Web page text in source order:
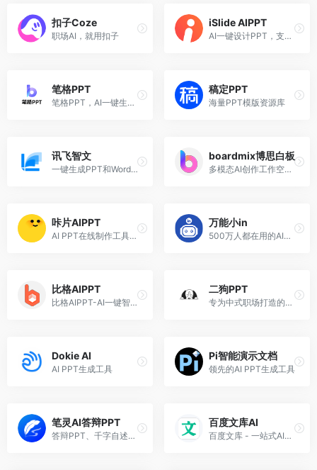
扣子Coze
职场AI，就用扣子
iSlide AIPPT
AI一键设计PPT，支持输入主题、导入文件、上传模板生成PPT
笔格PPT
笔格PPT，AI一键生成PPT工具！
稿定PPT
海量PPT模版资源库
讯飞智文
一键生成PPT和Word，让学习生活更轻松。
boardmix博思白板
多模态AI创作工作空间，集AIGC、一键PPT、思维导图、笔记文档多种创意表达能力于一体
咔片AIPPT
AI PPT在线制作工具，快速产出高质量PPT！
万能小in
500万人都在用的AI论文专家，一键创作万字论文，可创作百万字图书专著。全面接入Deepseek模型，支持联网搜索+个人知识库搜索+参考文献上传，标准学术格式。
比格AIPPT
比格AIPPT-AI一键智能排版，快速生成PPT
二狗PPT
专为中式职场打造的AI PPT生成工具
Dokie AI
AI PPT生成工具
Pi智能演示文档
领先的AI PPT生成工具
笔灵AI答辩PPT
答辩PPT、千字自述稿一键生成，预测导师提问，答辩一次过！
百度文库AI
百度文库 - 一站式AI内容获取和创作平台